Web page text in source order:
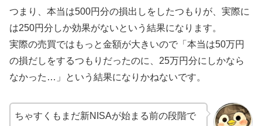
つまり、本当は500円分の損出しをしたつもりが、実際に
は250円分しか効果がないという結果になります。
実際の売買ではもっと金額が大きいので「本当は50万円
の損だしをするつもりだったのに、25万円分にしかなら
なかった…」という結果になりかねないです。
ちゃすくもまだ新NISAが始まる前の段階で